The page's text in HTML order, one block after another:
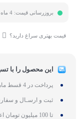
بروزرسانی قیمت: 4 ماه پیش
قیمت بهتری سراغ دارید؟
این محصول را با
پرداخت در 4 قسط ماهانه بدون سود، چک و ضامن
ثبت و ارسـال و
تا 100 میلیون تومان اعتبار با بازپرداخت 24 ماهه